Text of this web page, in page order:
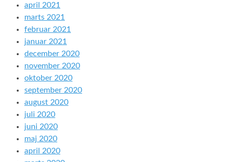
april 2021
marts 2021
februar 2021
januar 2021
december 2020
november 2020
oktober 2020
september 2020
august 2020
juli 2020
juni 2020
maj 2020
april 2020